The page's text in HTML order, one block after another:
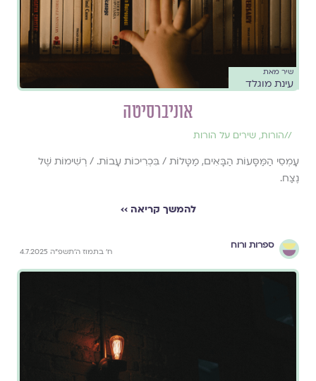
שיר מאת
עינת מוגלד
אוניברסיטה
//הורות, שירים על הורות
עָמְסֵי הַמַּסָּעוֹת הַבָּאִים, מַטָּלוֹת / בִּכְרִיכוֹת עָבוֹת. / רְשִׁימוֹת שֶׁל
נֶצַח.
להמשך קריאה ››
ספרות ורוח
ח׳ בתמוז ה׳תשפ״ה 4.7.2025